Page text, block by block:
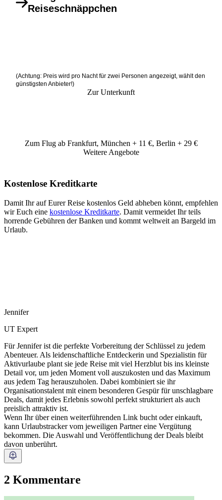
Reiseschnäppchen
(Achtung: Preis wird pro Nacht für zwei Personen angezeigt, wählt den
günstigsten Anbieter!)
Zur Unterkunft
Zum Flug ab Frankfurt, München + 11 €, Berlin + 29 €
Weitere Angebote
Kostenlose Kreditkarte
Damit Ihr auf Eurer Reise kostenlos Geld abheben könnt, empfehlen
wir Euch eine kostenlose Kreditkarte. Damit vermeidet Ihr teils
horrende Gebühren der Banken und kommt weltweit an Bargeld im
Urlaub.
Jennifer
UT Expert
Für Jennifer ist die perfekte Vorbereitung der Schlüssel zu jedem
Abenteuer. Als leidenschaftliche Entdeckerin und Spezialistin für
Aktivurlaube plant sie jede Reise mit viel Herzblut bis ins kleinste
Detail vor, um jeden Moment voll auszukosten und das Maximum
aus jedem Tag herauszuholen. Dabei kombiniert sie ihr
Organisationstalent mit einem besonderen Gespür für unschlagbare
Deals, damit jedes Erlebnis sowohl perfekt strukturiert als auch
preislich attraktiv ist.
Wenn Ihr über einen weiterführenden Link bucht oder einkauft,
kann Urlaubstracker vom jeweiligen Partner eine Vergütung
bekommen. Die Auswahl und Veröffentlichung der Deals bleibt
davon unberührt.
2 Kommentare